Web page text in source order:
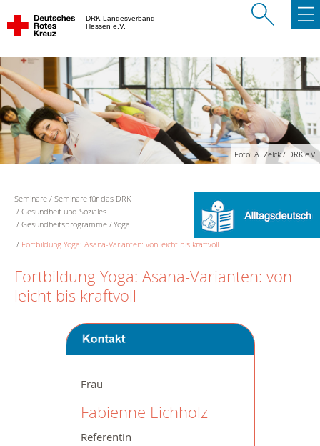
DRK-Landesverband
Hessen e.V.
Foto: A. Zelck / DRK e.V.
Seminare
Seminare für das DRK
Gesundheit und Soziales
Gesundheitsprogramme
Yoga
Fortbildung Yoga: Asana-Varianten: von leicht bis kraftvoll
Fortbildung Yoga: Asana-Varianten: von
leicht bis kraftvoll
Frau
Fabienne Eichholz
Referentin